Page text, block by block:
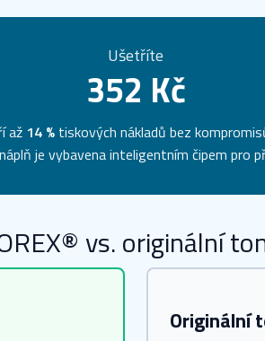
Ušetříte
352 Kč
až 14 %tiskových nákladů bez
je vybavena inteligentním čipem pro
vs. originální
Originální